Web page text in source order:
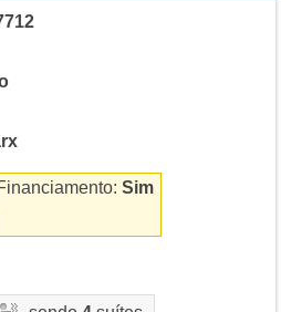
Sim